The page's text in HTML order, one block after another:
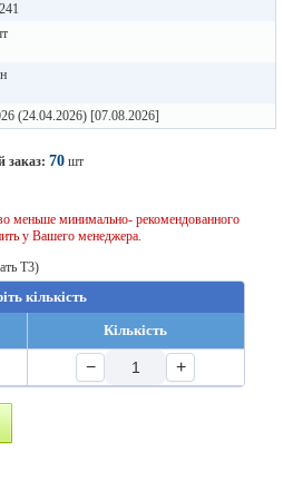
(24.04.2026) [07.08.2026]
заказ: 70 шт
меньше минимально- рекомендованного
у Вашего менеджера.
T3)
кількість
Кількість
− +